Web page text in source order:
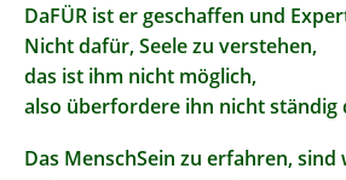
DaFÜR ist er geschaffen und
Nicht dafür, Seele zu verstehen,
das ist ihm nicht möglich,
also überfordere ihn nicht ständig
Das MenschSein zu erfahren, sind